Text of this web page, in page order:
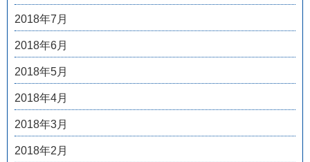
2018年7月
2018年6月
2018年5月
2018年4月
2018年3月
2018年2月